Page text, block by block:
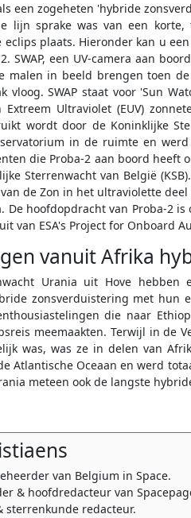
een zogeheten 'hybride
lijn sprake was van een korte,
plaats. Hieronder kan u
SWAP, een UV-camera aan
malen in beeld brengen toen
vloog. SWAP staat voor 'Sun
Ultraviolet (EUV)
wordt door de Koninklijke
in de ruimte en
die Proba-2 aan boord heeft
Sterrenwacht van België
de Zon in het ultraviolette
De hoofdopdracht van Proba-2
van ESA's Project for Onboard
vanuit Afrika
Urania uit Hove hebben
zonsverduistering met hun
die naar
meemaakten. Terwijl in de
was, was ze in delen van
Atlantische Oceaan en werd
meteen ook de langste
van Belgium in Space.
& hoofdredacteur van
sterrenkunde redacteur.